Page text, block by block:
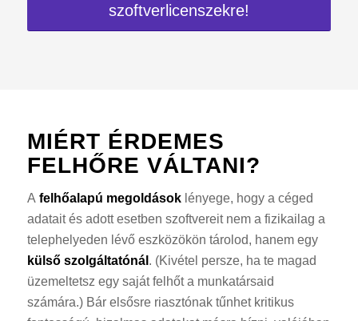
szoftverlicenszekre!
MIÉRT ÉRDEMES
FELHŐRE VÁLTANI?
A felhőalapú megoldásoklényege, hogy a céged
adatait és adott esetben szoftvereit nem a fizikailag a
telephelyeden lévő eszközökön tárolod, hanem egy
külső szolgáltatónál . (Kivétel persze, ha te magad
üzemeltetsz egy saját felhőt a munkatársaid
számára.) Bár elsősre riasztónak tűnhet kritikus